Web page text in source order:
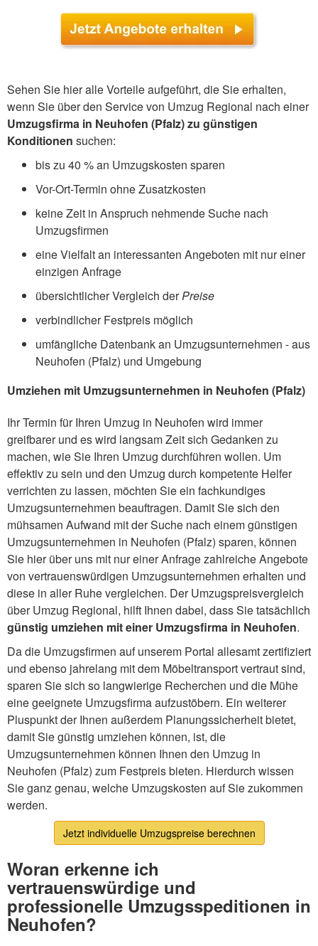
Sehen Sie hier alle Vorteile aufgeführt, die Sie erhalten,
wenn Sie über den Service von Umzug Regional nach einer
Umzugsfirma in Neuhofen (Pfalz) zu günstigen
Konditionen suchen:
bis zu 40 % an Umzugskosten sparen
Vor-Ort-Termin ohne Zusatzkosten
keine Zeit in Anspruch nehmende Suche nach
Umzugsfirmen
eine Vielfalt an interessanten Angeboten mit nur einer
einzigen Anfrage
übersichtlicher Vergleich derPreise
verbindlicher Festpreis möglich
umfängliche Datenbank an Umzugsunternehmen - aus
Neuhofen (Pfalz) und Umgebung
Umziehen mit Umzugsunternehmen in Neuhofen (Pfalz)
Ihr Termin für Ihren Umzug in Neuhofen wird immer
greifbarer und es wird langsam Zeit sich Gedanken zu
machen, wie Sie Ihren Umzug durchführen wollen. Um
effektiv zu sein und den Umzug durch kompetente Helfer
verrichten zu lassen, möchten Sie ein fachkundiges
Umzugsunternehmen beauftragen. Damit Sie sich den
mühsamen Aufwand mit der Suche nach einem günstigen
Umzugsunternehmen in Neuhofen (Pfalz) sparen, können
Sie hier über uns mit nur einer Anfrage zahlreiche Angebote
von vertrauenswürdigen Umzugsunternehmen erhalten und
diese in aller Ruhe vergleichen. Der Umzugspreisvergleich
über Umzug Regional, hilft Ihnen dabei, dass Sie tatsächlich
günstig umziehen mit einer Umzugsfirma in Neuhofen.
Da die Umzugsfirmen auf unserem Portal allesamt zertifiziert
und ebenso jahrelang mit dem Möbeltransport vertraut sind,
sparen Sie sich so langwierige Recherchen und die Mühe
eine geeignete Umzugsfirma aufzustöbern. Ein weiterer
Pluspunkt der Ihnen außerdem Planungssicherheit bietet,
damit Sie günstig umziehen können, ist, die
Umzugsunternehmen können Ihnen den Umzug in
Neuhofen (Pfalz) zum Festpreis bieten. Hierdurch wissen
Sie ganz genau, welche Umzugskosten auf Sie zukommen
werden.
Jetzt individuelle Umzugspreise berechnen
Woran erkenne ich
vertrauenswürdige und
professionelle Umzugsspeditionen in
Neuhofen?